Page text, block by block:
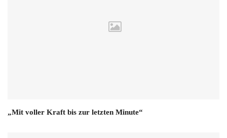
„Mit voller Kraft bis zur letzten Minute“